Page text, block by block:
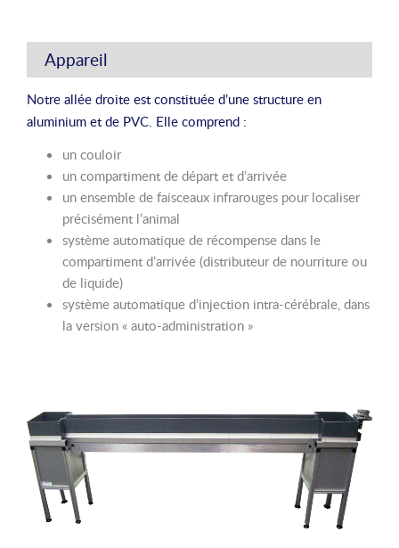
Appareil
Notre allée droite est constituée d’une structure en
aluminium et de PVC. Elle comprend :
un couloir
un compartiment de départ et d’arrivée
un ensemble de faisceaux infrarouges pour localiser
précisément l’animal
système automatique de récompense dans le
compartiment d’arrivée (distributeur de nourriture ou
de liquide)
système automatique d’injection intra-cérébrale, dans
la version « auto-administration »